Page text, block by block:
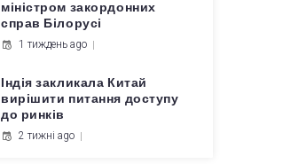
міністром закордонних
справ Білорусі
1 тиждень ago
Індія закликала Китай
вирішити питання доступу
до ринків
2 тижні ago